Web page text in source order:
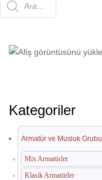
Products
Ana Sayfa
Kategoriler
Armatür ve Musluk Grubu
Mix Armatürler
Klasik Armatürler